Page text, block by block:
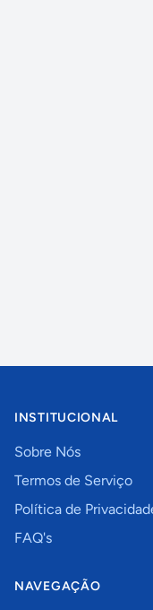
INSTITUCIONAL
Sobre Nós
Termos de Serviço
Política de
FAQ's
NAVEGAÇÃO